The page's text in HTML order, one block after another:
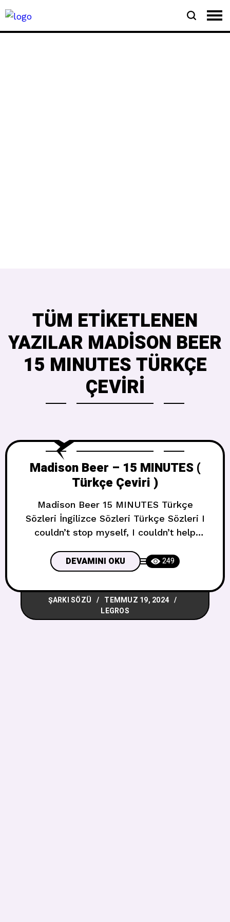
TÜM ETIKETLENEN
YAZILAR MADISON BEER
15 MINUTES TÜRKÇE
ÇEVIRI
Madison Beer – 15 MINUTES (
Türkçe Çeviri )
Madison Beer 15 MINUTES Türkçe
Sözleri İngilizce Sözleri Türkçe Sözleri I
couldn’t stop myself, I couldn’t help
engel olamadım This isn’t like me, can’t
you tell? (Can’t you tell?) Bu bana
benzemiyor, anlamıyor musun?
(Anlamıyor musun?) Show me around this
place (Show me around) Bana burayı
DEVAMINI OKU 249
ŞARKI SÖZÜ
TEMMUZ 19, 2024
LEGROS